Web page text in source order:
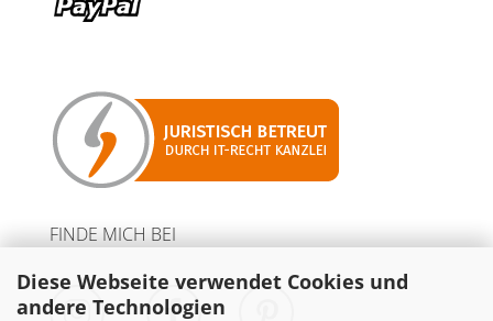
Diese Webseite verwendet Cookies und
andere Technologien
FINDE MICH BEI